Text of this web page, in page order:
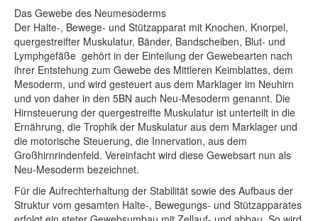
Das Gewebe des Neumesoderms
Der Halte-, Bewege- und Stützapparat mit Knochen, Knorpel,
quergestreifter Muskulatur, Bänder, Bandscheiben, Blut- und
Lymphgefäße gehört in der Einteilung der Gewebearten nach
ihrer Entstehung zum Gewebe des Mittleren Keimblattes, dem
Mesoderm, und wird gesteuert aus dem Marklager im Neuhirn
und von daher in den 5BN auch Neu-Mesoderm genannt. Die
Hirnsteuerung der quergestreifte Muskulatur ist unterteilt in die
Ernährung, die Trophik der Muskulatur aus dem Marklager und
die motorische Steuerung, die Innervation, aus dem
Großhirnrindenfeld. Vereinfacht wird diese Gewebsart nun als
Neu-Mesoderm bezeichnet.
Für die Aufrechterhaltung der Stabilität sowie des Aufbaus der
Struktur vom gesamten Halte-, Bewegungs- und Stützapparates